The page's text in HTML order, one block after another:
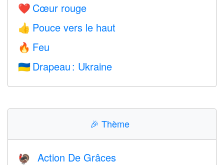
❤️ Cœur rouge
👍 Pouce vers le haut
🔥 Feu
🇺🇦 Drapeau : Ukraine
🎉 Thème
🦃 Action De Grâces